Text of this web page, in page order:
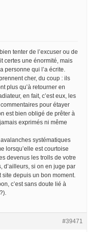
tenter de l’excuser ou de
certes une énormité, mais
qui l’a écrite.
cher, du coup : ils
plus qu’à retourner en
en fait, c’est eux, les
pour étayer
est bien obligé de prêter à
exprimés ni même
systématiques
lorsqu’elle est courtoise
devenus les trolls de votre
d’ailleurs, si on en juge par
depuis un bon moment.
c’est sans doute lié à
#39471